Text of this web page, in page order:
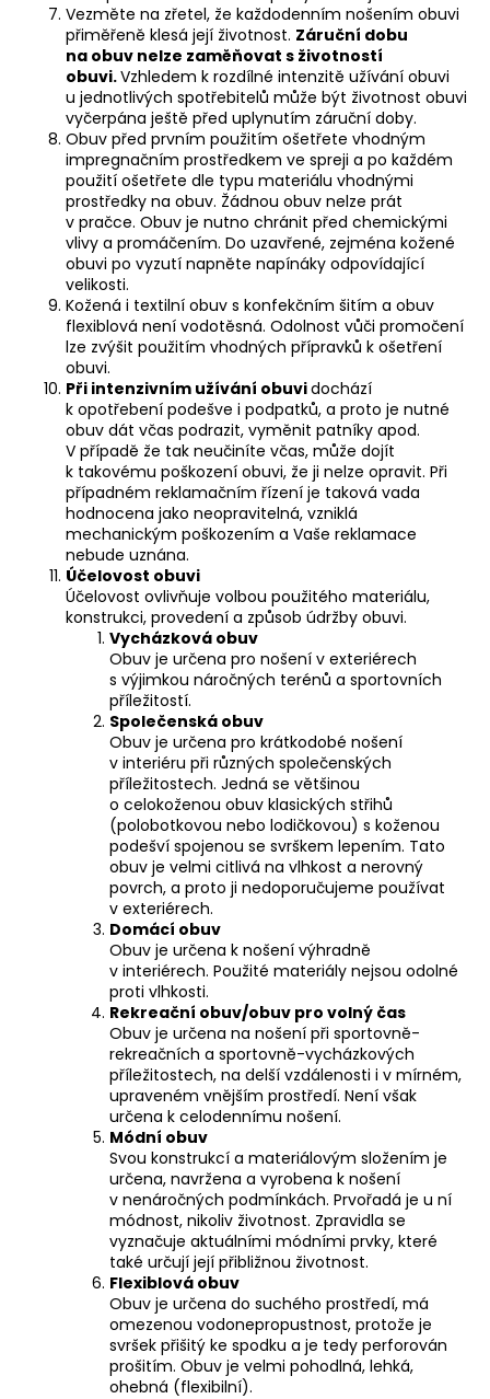
Vezměte na zřetel, že každodenním nošením obuvi
přiměřeně klesá její životnost. Záruční dobu
na obuv nelze zaměňovat s životností
obuvi.Vzhledem k rozdílné intenzitě užívání obuvi
u jednotlivých spotřebitelů může být životnost obuvi
vyčerpána ještě před uplynutím záruční doby.
Obuv před prvním použitím ošetřete vhodným
impregnačním prostředkem ve spreji a po každém
použití ošetřete dle typu materiálu vhodnými
prostředky na obuv. Žádnou obuv nelze prát
v pračce. Obuv je nutno chránit před chemickými
vlivy a promáčením. Do uzavřené, zejména kožené
obuvi po vyzutí napněte napínáky odpovídající
velikosti.
Kožená i textilní obuv s konfekčním šitím a obuv
flexiblová není vodotěsná. Odolnost vůči promočení
lze zvýšit použitím vhodných přípravků k ošetření
obuvi.
Při intenzivním užívání obuvidochází
k opotřebení podešve i podpatků, a proto je nutné
obuv dát včas podrazit, vyměnit patníky apod.
V případě že tak neučiníte včas, může dojít
k takovému poškození obuvi, že ji nelze opravit. Při
případném reklamačním řízení je taková vada
hodnocena jako neopravitelná, vzniklá
mechanickým poškozením a Vaše reklamace
nebude uznána.
Účelovost obuvi
Účelovost ovlivňuje volbou použitého materiálu,
konstrukci, provedení a způsob údržby obuvi.
Vycházková obuv
Obuv je určena pro nošení v exteriérech
s výjimkou náročných terénů a sportovních
příležitostí.
Společenská obuv
Obuv je určena pro krátkodobé nošení
v interiéru při různých společenských
příležitostech. Jedná se většinou
o celokoženou obuv klasických střihů
(polobotkovou nebo lodičkovou) s koženou
podešví spojenou se svrškem lepením. Tato
obuv je velmi citlivá na vlhkost a nerovný
povrch, a proto ji nedoporučujeme používat
v exteriérech.
Domácí obuv
Obuv je určena k nošení výhradně
v interiérech. Použité materiály nejsou odolné
proti vlhkosti.
Rekreační obuv/obuv pro volný čas
Obuv je určena na nošení při sportovně-
rekreačních a sportovně-vycházkových
příležitostech, na delší vzdálenosti i v mírném,
upraveném vnějším prostředí. Není však
určena k celodennímu nošení.
Módní obuv
Svou konstrukcí a materiálovým složením je
určena, navržena a vyrobena k nošení
v nenáročných podmínkách. Prvořadá je u ní
módnost, nikoliv životnost. Zpravidla se
vyznačuje aktuálními módními prvky, které
také určují její přibližnou životnost.
Flexiblová obuv
Obuv je určena do suchého prostředí, má
omezenou vodonepropustnost, protože je
svršek přišitý ke spodku a je tedy perforován
prošitím. Obuv je velmi pohodlná, lehká,
ohebná (flexibilní).